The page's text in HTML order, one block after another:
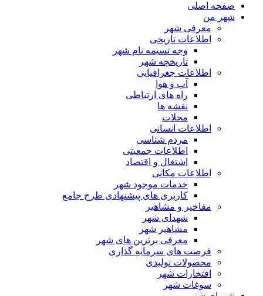
صفحه اصلی
شهر من
معرفی شهر
اطلاعات تاریخی
وجه تسیمه نام شهر
تاریخچه شهر
اطلاعات جغرافیایی
آب و هوا
راه های ارتباطی
نقشه ها
محلات
اطلاعات انسانی
مردم شناسی
اطلاعات جمعیتی
اشتغال و اقتصاد
اطلاعات مکانی
خدمات موجود شهر
کاربری های پیشنهادی طرح جامع
مفاخیر و مشاهیر
شهدای شهر
مشاهیر شهر
معرفی برترین های شهر
فرصت های سرمایه گذاری
محصولات تولیدی
افتخارات شهر
سوغات شهر